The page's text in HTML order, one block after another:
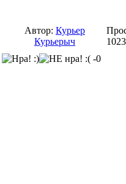
Автор: Курьер
Курьерыч
1023
-0